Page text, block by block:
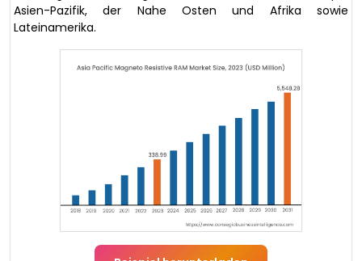
Asien-Pazifik, der Nahe Osten und Afrika sowie
Lateinamerika.